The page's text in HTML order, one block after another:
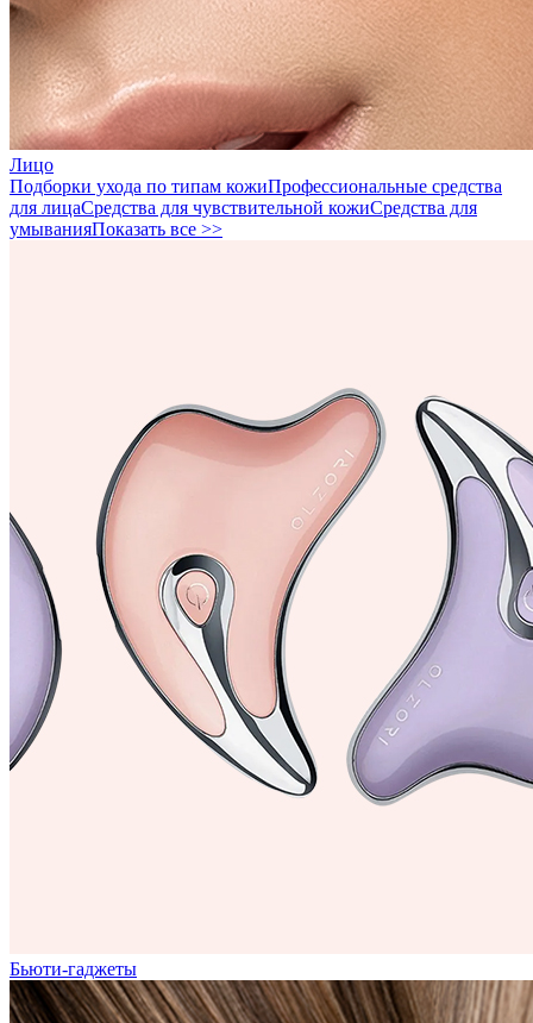
Лицо
Подборки ухода по типам кожиПрофессиональные средства
для лицаСредства для чувствительной кожиСредства для
умыванияПоказать все >>
Бьюти-гаджеты